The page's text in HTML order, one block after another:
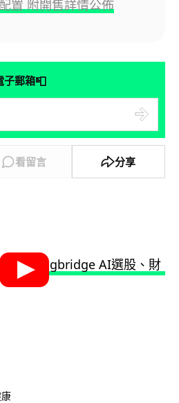
置 附開售詳情公佈
子郵箱📮
看留言 分享